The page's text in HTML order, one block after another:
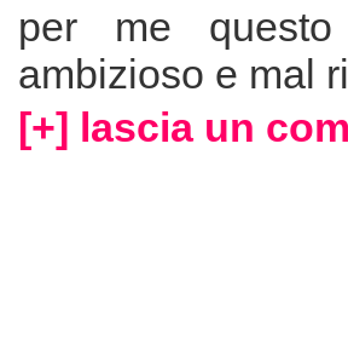
per me
ambizioso e mal
[+] lascia un